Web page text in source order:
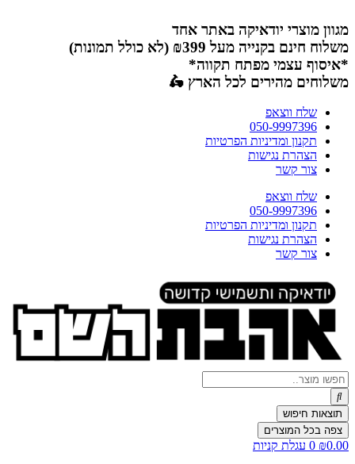
לתוכן
מגוון מוצרי יודאיקה באתר אחד
משלוח חינם בקנייה מעל ₪399 (לא כולל תמונות)
*איסוף עצמי מפתח תקווה*
משלוחים מהירים לכל הארץ 🛵
שלח ווצאפ
050-9997396
תקנון ומדיניות הפרטיות
הצהרת נגישות
צור קשר
שלח ווצאפ
050-9997396
תקנון ומדיניות הפרטיות
הצהרת נגישות
צור קשר
Search
...
תוצאות חיפוש
צפה בכל המוצרים
₪0.00
0 עגלת קניות